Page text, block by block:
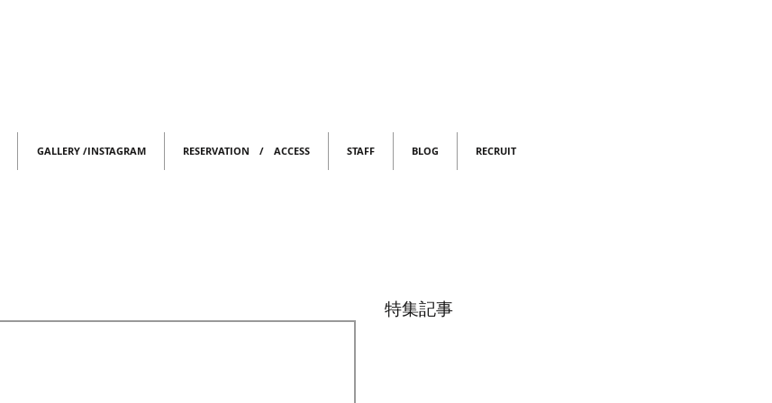
GALLERY /INSTAGRAM RESERVATION / ACCESS STAFF BLOG RECRUIT
特集記事